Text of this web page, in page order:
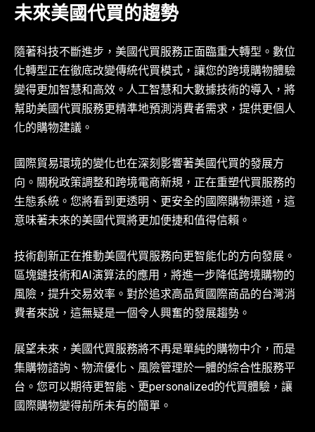
未來美國代買的趨勢
隨著科技不斷進步，美國代買服務正面臨重大轉型。數位
化轉型正在徹底改變傳統代買模式，讓您的跨境購物體驗
變得更加智慧和高效。人工智慧和大數據技術的導入，將
幫助美國代買服務更精準地預測消費者需求，提供更個人
化的購物建議。
國際貿易環境的變化也在深刻影響著美國代買的發展方
向。關稅政策調整和跨境電商新規，正在重塑代買服務的
生態系統。您將看到更透明、更安全的國際購物渠道，這
意味著未來的美國代買將更加便捷和值得信賴。
技術創新正在推動美國代買服務向更智能化的方向發展。
區塊鏈技術和AI演算法的應用，將進一步降低跨境購物的
風險，提升交易效率。對於追求高品質國際商品的台灣消
費者來說，這無疑是一個令人興奮的發展趨勢。
展望未來，美國代買服務將不再是單純的購物中介，而是
集購物諮詢、物流優化、風險管理於一體的綜合性服務平
台。您可以期待更智能、更personalized的代買體驗，讓
國際購物變得前所未有的簡單。